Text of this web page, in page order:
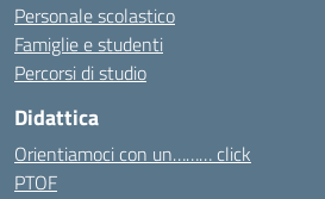
Personale scolastico
Famiglie e studenti
Percorsi di studio
Didattica
Orientiamoci con un……… click
PTOF